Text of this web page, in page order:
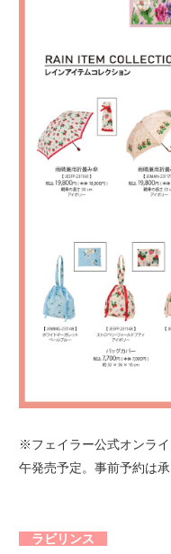
※フェイラー公式オンラ
午発売予定。事前予約は承
ラビリンス